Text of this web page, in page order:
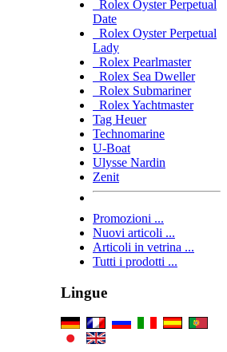
Rolex Oyster Perpetual
Date
Rolex Oyster Perpetual
Lady
Rolex Pearlmaster
Rolex Sea Dweller
Rolex Submariner
Rolex Yachtmaster
Tag Heuer
Technomarine
U-Boat
Ulysse Nardin
Zenit
Promozioni ...
Nuovi articoli ...
Articoli in vetrina ...
Tutti i prodotti ...
Lingue